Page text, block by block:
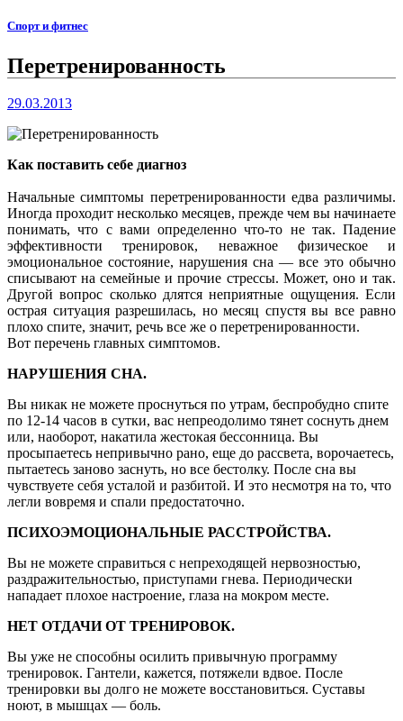
Спорт и фитнес
Перетренированность
29.03.2013
Как поставить себе диагноз
Начальные симптомы перетренированности едва различимы.
Иногда проходит несколько месяцев, прежде чем вы начинаете
понимать, что с вами определенно что-то не так. Падение
эффективности тренировок, неважное физическое и
эмоциональное состояние, нарушения сна — все это обычно
списывают на семейные и прочие стрессы. Может, оно и так.
Другой вопрос сколько длятся неприятные ощущения. Если
острая ситуация разрешилась, но месяц спустя вы все равно
плохо спите, значит, речь все же о перетренированности.
Вот перечень главных симптомов.
НАРУШЕНИЯ СНА.
Вы никак не можете проснуться по утрам, беспробудно спите
по 12-14 часов в сутки, вас непреодолимо тянет соснуть днем
или, наоборот, накатила жестокая бессонница. Вы
просыпаетесь непривычно рано, еще до рассвета, ворочаетесь,
пытаетесь заново заснуть, но все бестолку. После сна вы
чувствуете себя усталой и разбитой. И это несмотря на то, что
легли вовремя и спали предостаточно.
ПСИХОЭМОЦИОНАЛЬНЫЕ РАССТРОЙСТВА.
Вы не можете справиться с непреходящей нервозностью,
раздражительностью, приступами гнева. Периодически
нападает плохое настроение, глаза на мокром месте.
НЕТ ОТДАЧИ ОТ ТРЕНИРОВОК.
Вы уже не способны осилить привычную программу
тренировок. Гантели, кажется, потяжели вдвое. После
тренировки вы долго не можете восстановиться. Суставы
ноют, в мышцах — боль.